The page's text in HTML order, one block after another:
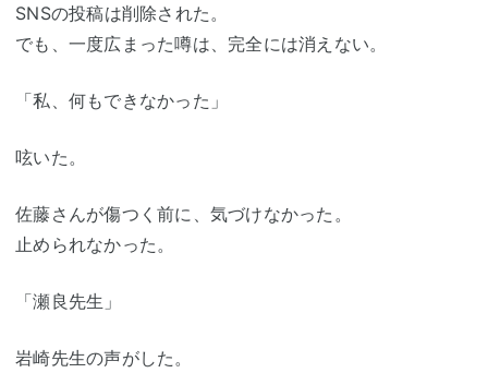
SNSの投稿は削除された。
でも、一度広まった噂は、完全には消えない。
「私、何もできなかった」
呟いた。
佐藤さんが傷つく前に、気づけなかった。
止められなかった。
「瀬良先生」
岩崎先生の声がした。